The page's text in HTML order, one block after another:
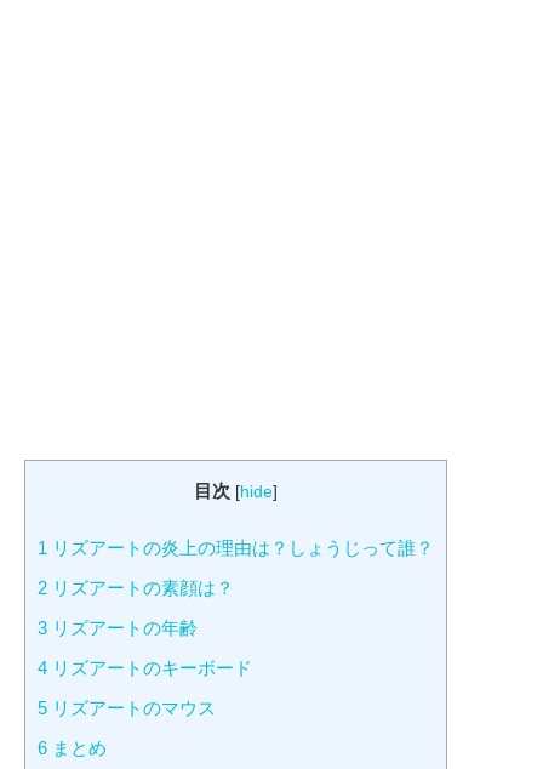
目次 [hide]
1 リズアートの炎上の理由は？しょうじって誰？
2 リズアートの素顔は？
3 リズアートの年齢
4 リズアートのキーボード
5 リズアートのマウス
6 まとめ